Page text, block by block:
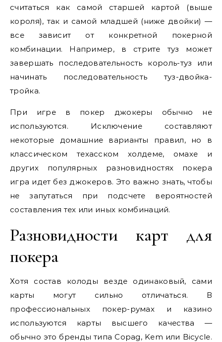
считаться как самой старшей картой (выше
короля), так и самой младшей (ниже двойки) —
все зависит от конкретной покерной
комбинации. Например, в стрите туз может
завершать последовательность король-туз или
начинать последовательность туз-двойка-
тройка.
При игре в покер джокеры обычно не
используются. Исключение составляют
некоторые домашние варианты правил, но в
классическом техасском холдеме, омахе и
других популярных разновидностях покера
игра идет без джокеров. Это важно знать, чтобы
не запутаться при подсчете вероятностей
составления тех или иных комбинаций.
Разновидности карт для
покера
Хотя состав колоды везде одинаковый, сами
карты могут сильно отличаться. В
профессиональных покер-румах и казино
используются карты высшего качества —
обычно это бренды типа Copag, Kem или Bicycle.